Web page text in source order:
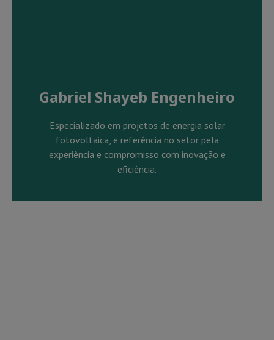
Gabriel Shayeb Engenheiro
Especializado em projetos de energia solar
fotovoltaica, é referência no setor pela
experiência e compromisso com inovação e
eficiência.